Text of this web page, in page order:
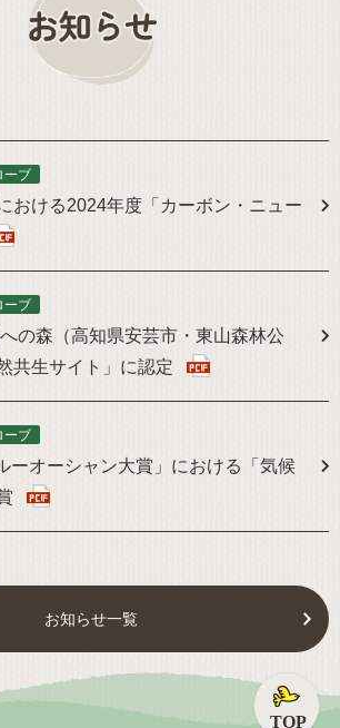
ーブ
おける2024年度「カーボン・ニュー
ーブ
の森（高知県安芸市・東山森林公
共生サイト」に認定
ーブ
ーオーシャン大賞」における「気候
お知らせ一覧